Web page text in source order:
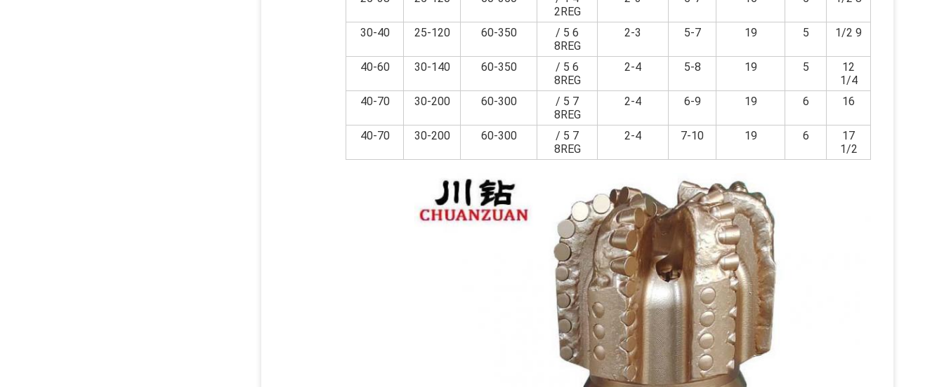
2REG
9 1/2
5
19
5-7
2-3
6 5 /
8REG
60-350
25-120
30-40
12
1/4
5
19
5-8
2-4
6 5 /
8REG
60-350
30-140
40-60
16
6
19
6-9
2-4
7 5 /
8REG
60-300
30-200
40-70
17
1/2
6
19
7-10
2-4
7 5 /
8REG
60-300
30-200
40-70